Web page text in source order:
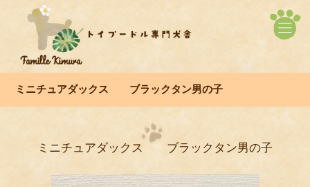
ミニチュアダックス ブラックタン男の子
ミニチュアダックス ブラックタン男の子